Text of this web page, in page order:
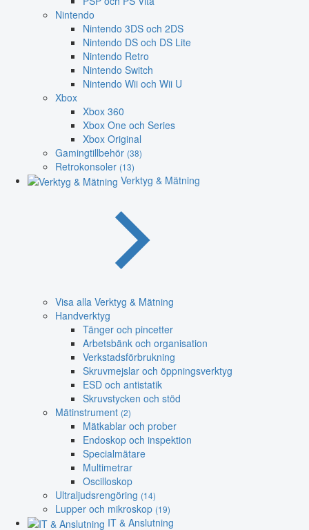
Nintendo
Nintendo 3DS och 2DS
Nintendo DS och DS Lite
Nintendo Retro
Nintendo Switch
Nintendo Wii och Wii U
Xbox
Xbox 360
Xbox One och Series
Xbox Original
Gamingtillbehör (38)
Retrokonsoler (13)
Verktyg & Mätning
Visa alla Verktyg & Mätning
Handverktyg
Tänger och pincetter
Arbetsbänk och organisation
Verkstadsförbrukning
Skruvmejslar och öppningsverktyg
ESD och antistatik
Skruvstycken och stöd
Mätinstrument (2)
Mätkablar och prober
Endoskop och inspektion
Specialmätare
Multimetrar
Oscilloskop
Ultraljudsrengöring (14)
Lupper och mikroskop (19)
IT & Anslutning